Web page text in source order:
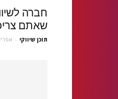
חברה
שאתם
תוכן שיווקי - אפריל 4,